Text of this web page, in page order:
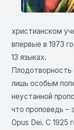
христианском
впервые в 1973
13 языках.
Плодотворность
лишь особым
неустанной
что проповедь –
Opus Dei. С 1925